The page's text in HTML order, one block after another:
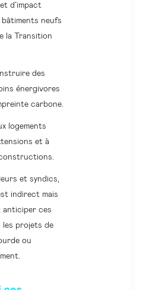
d’impact
neufs
la Transition
des
énergivores
carbone.
logements
et à
et syndics,
indirect mais
anticiper ces
les projets de
ou